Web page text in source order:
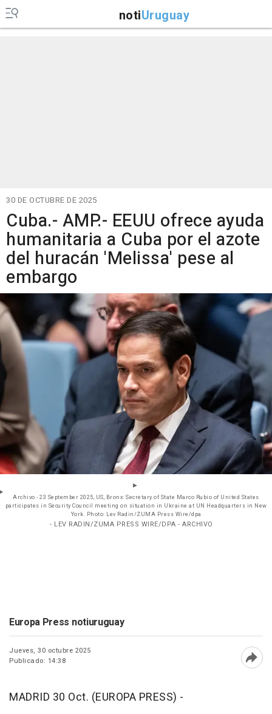
notiUruguay
30 DE OCTUBRE DE 2025
Cuba.- AMP.- EEUU ofrece ayuda
humanitaria a Cuba por el azote
del huracán 'Melissa' pese al
embargo
Archivo - 23 September 2025, US, Bronx: Secretary of State Marco Rubio of United States
participates in Security Council meeting on situation in Ukraine at UN Headquarters in New
York. Photo: Lev Radin/ZUMA Press Wire/dpa
- LEV RADIN/ZUMA PRESS WIRE/DPA - ARCHIVO
Europa Press notiuruguay
Jueves, 30 octubre 2025
Publicado: 14:38
MADRID 30 Oct. (EUROPA PRESS) -